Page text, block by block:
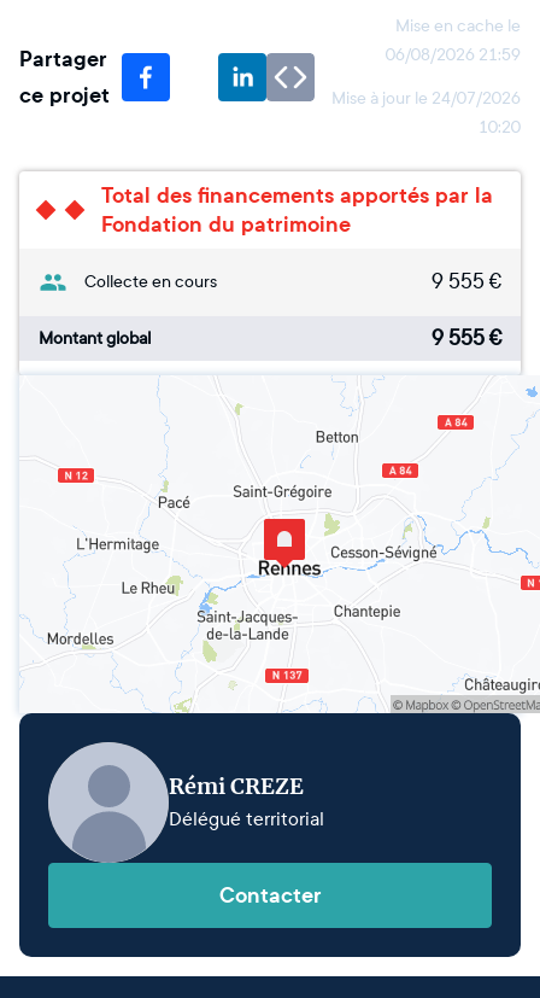
Partager
ce projet
Mise en cache le
06/08/2026 21:59
Mise à jour le 24/07/2026
10:20
Total des financements apportés par la
Fondation du patrimoine
Collecte en cours 9 555 €
Montant global 9 555€
Rémi CREZE
Délégué territorial
Contacter